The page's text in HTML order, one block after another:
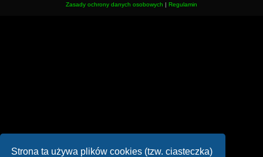
Strona ta używa plików cookies (tzw. ciasteczka)
Zasady ochrony danych osobowych | Regulamin